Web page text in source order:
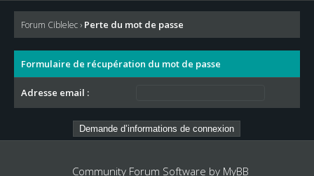
Forum Ciblelec › Perte du mot de passe
Formulaire de récupération du mot de passe
Adresse email :
Community Forum Software by MyBB